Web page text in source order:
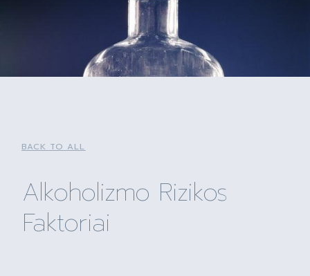
BACK TO ALL
Alkoholizmo Rizikos
Faktoriai